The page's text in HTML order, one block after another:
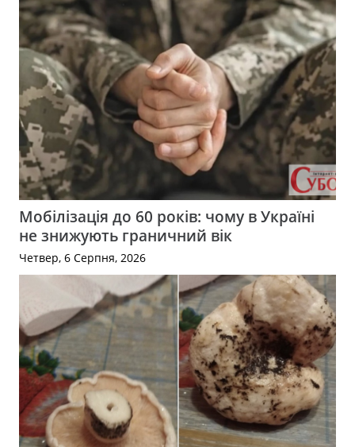
Мобілізація до 60 років: чому в Україні
не знижують граничний вік
Четвер, 6 Серпня, 2026